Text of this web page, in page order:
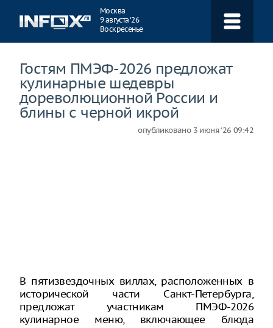
Москва
9 августа ‘26
Воскресенье
Гостям ПМЭФ-2026 предложат
кулинарные шедевры
дореволюционной России и
блины с черной икрой
опубликовано 3 июня ‘26 09:42
В пятизвездочных виллах, расположенных в
исторической части Санкт-Петербурга,
предложат участникам ПМЭФ-2026
кулинарное меню, включающее блюда